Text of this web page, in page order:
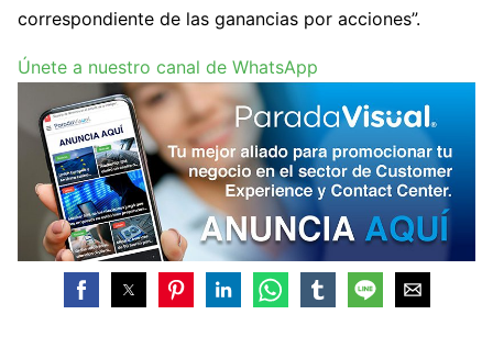
correspondiente de las ganancias por acciones”.
Únete a nuestro canal de WhatsApp